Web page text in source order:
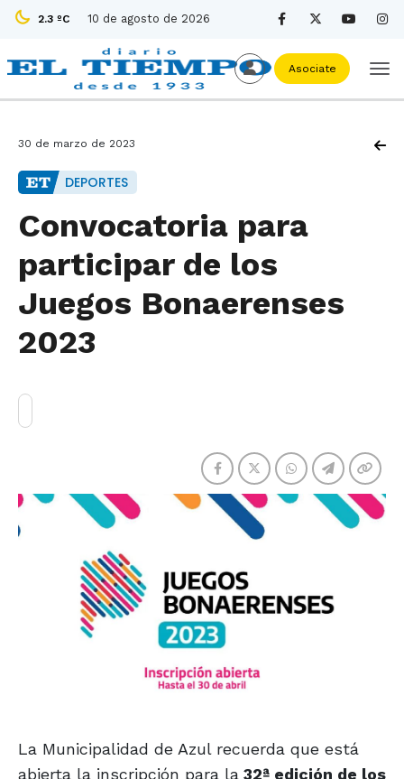
2.3 ºC 10 de agosto de 2026
Asociate
30 de marzo de 2023
DEPORTES
Convocatoria para
participar de los
Juegos Bonaerenses
2023
La Municipalidad de Azul recuerda que está
abierta la inscripción para la 32ª edición de los